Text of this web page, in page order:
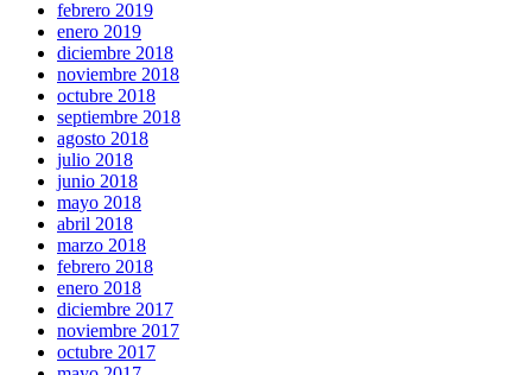
febrero 2019
enero 2019
diciembre 2018
noviembre 2018
octubre 2018
septiembre 2018
agosto 2018
julio 2018
junio 2018
mayo 2018
abril 2018
marzo 2018
febrero 2018
enero 2018
diciembre 2017
noviembre 2017
octubre 2017